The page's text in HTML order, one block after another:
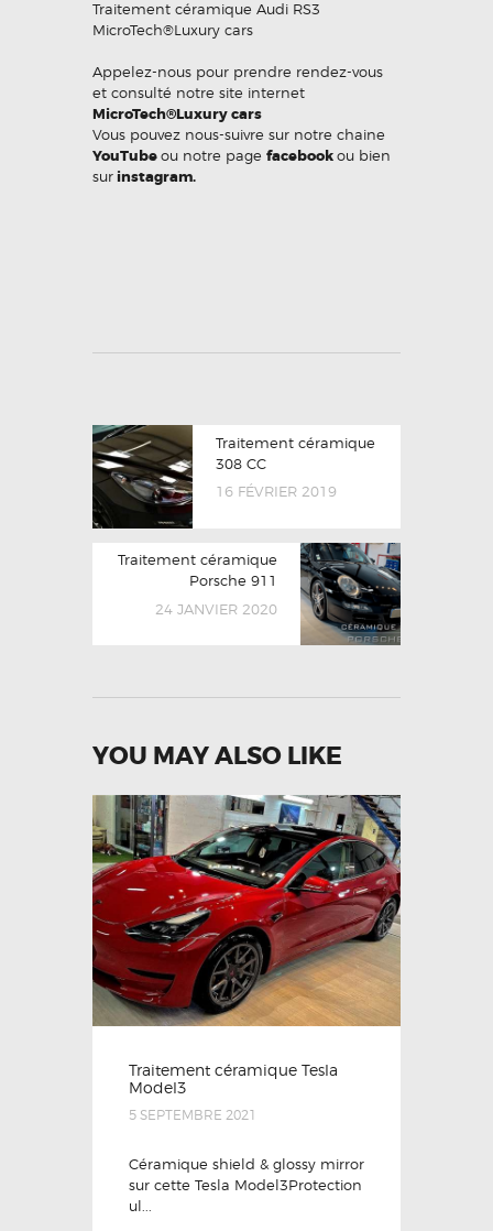
Traitement céramique Audi RS3
MicroTech®Luxury cars
Appelez-nous pour prendre rendez-vous
et consulté notre site internet
MicroTech®Luxury cars
Vous pouvez nous-suivre sur notre chaine
YouTubeou notre page facebookou bien
surinstagram.
Traitement céramique
308 CC
16 FÉVRIER 2019
Traitement céramique
Porsche 911
24 JANVIER 2020
YOU MAY ALSO LIKE
Traitement céramique Tesla
Model3
5 SEPTEMBRE 2021
Céramique shield & glossy mirror
sur cette Tesla Model3Protection
ul...